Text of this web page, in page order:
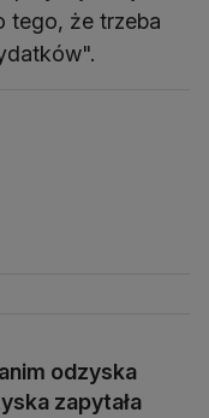
tego, że trzeba
odzyska
zapytała